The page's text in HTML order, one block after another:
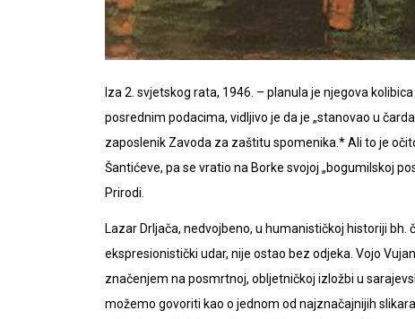
Iza 2. svjetskog rata, 1946. – planula je njegova
posrednim podacima, vidljivo je da je „stanovao u
zaposlenik Zavoda za zaštitu spomenika.* Ali to je
Šantićeve, pa se vratio na Borke svojoj „bogumilskoj
Prirodi.
Lazar Drljača, nedvojbeno, u humanističkoj historiji
ekspresionistički udar, nije ostao bez odjeka. Vojo
značenjem na posmrtnoj, obljetničkoj izložbi u
možemo govoriti kao o jednom od najznačajnijih